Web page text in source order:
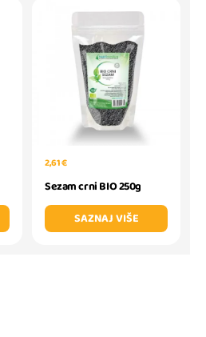
2,61 €
Sezam crni BIO 250g
SAZNAJ VIŠE